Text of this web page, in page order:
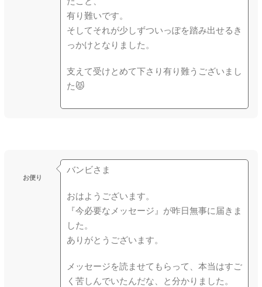
有り難いです。
そしてそれが少しずついっぽを踏み出せるき
っかけとなりました。
支えて受けとめて下さり有り難うございまし
た😾
お便り
バンビさま
おはようございます。
『今必要なメッセージ』が昨日無事に届きま
した。
ありがとうございます。
メッセージを読ませてもらって、本当はすご
く苦しんでいたんだな、と分かりました。